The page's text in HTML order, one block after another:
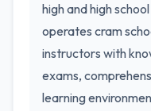
high and high
operates cram
instructors with
exams,
learning